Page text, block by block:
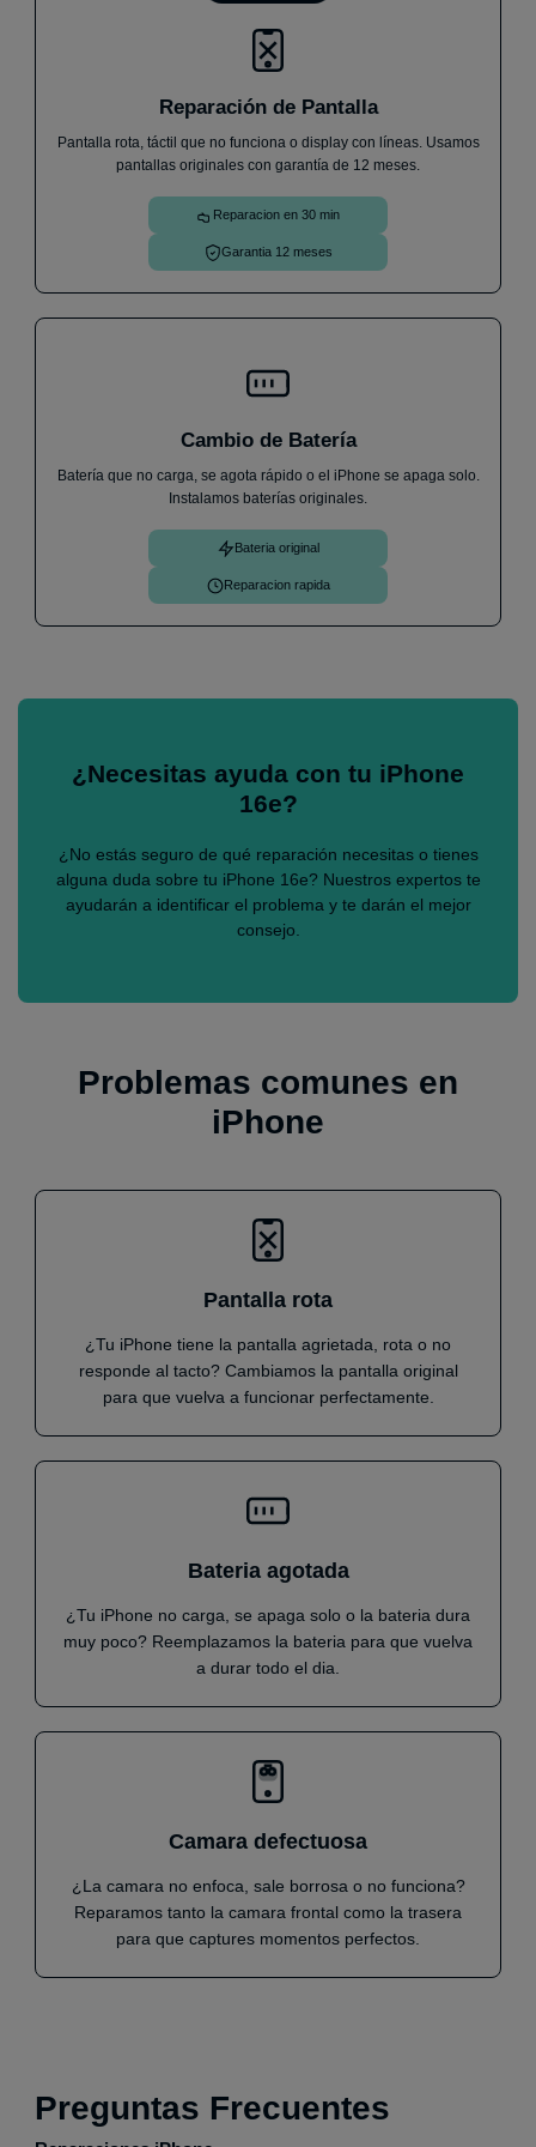
Reparación de Pantalla
Pantalla rota, táctil que no funciona o display con líneas. Usamos
pantallas originales con garantía de 12 meses.
Reparacion en 30 min
Garantia 12 meses
Cambio de Batería
Batería que no carga, se agota rápido o el iPhone se apaga solo.
Instalamos baterías originales.
Bateria original
Reparacion rapida
¿Necesitas ayuda con tu iPhone
16e?
¿No estás seguro de qué reparación necesitas o tienes
alguna duda sobre tu iPhone 16e? Nuestros expertos te
ayudarán a identificar el problema y te darán el mejor
consejo.
Problemas comunes en
iPhone
Pantalla rota
¿Tu iPhone tiene la pantalla agrietada, rota o no
responde al tacto? Cambiamos la pantalla original
para que vuelva a funcionar perfectamente.
Bateria agotada
¿Tu iPhone no carga, se apaga solo o la bateria dura
muy poco? Reemplazamos la bateria para que vuelva
a durar todo el dia.
Camara defectuosa
¿La camara no enfoca, sale borrosa o no funciona?
Reparamos tanto la camara frontal como la trasera
para que captures momentos perfectos.
Preguntas Frecuentes